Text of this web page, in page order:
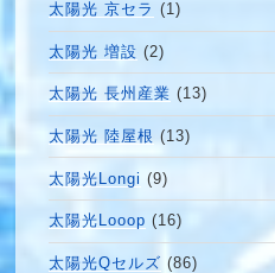
太陽光 京セラ (1)
太陽光 増設 (2)
太陽光 長州産業 (13)
太陽光 陸屋根 (13)
太陽光Longi (9)
太陽光Looop (16)
太陽光Qセルズ (86)